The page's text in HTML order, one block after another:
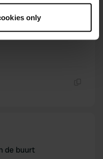
geographical location
several meters
scanning it for
your use of our site with
that you’ve
only
de buurt